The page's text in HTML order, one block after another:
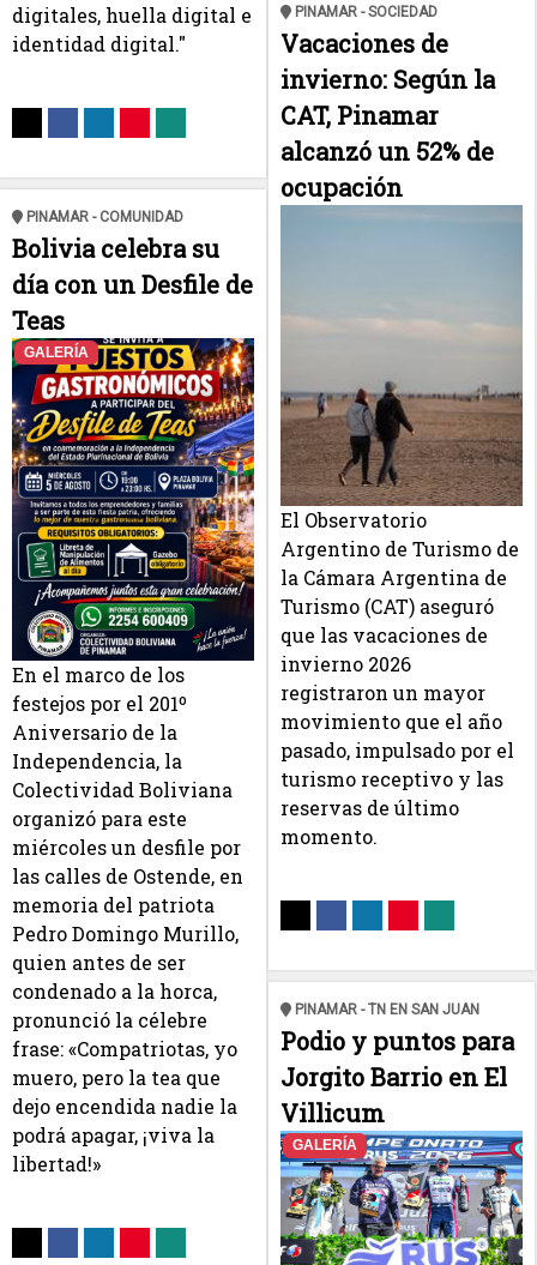
digitales, huella digital e
identidad digital."
PINAMAR - COMUNIDAD
Bolivia celebra su
día con un Desfile de
Teas
GALERÍA
En el marco de los
festejos por el 201º
Aniversario de la
Independencia, la
Colectividad Boliviana
organizó para este
miércoles un desfile por
las calles de Ostende, en
memoria del patriota
Pedro Domingo Murillo,
quien antes de ser
condenado a la horca,
pronunció la célebre
frase: «Compatriotas, yo
muero, pero la tea que
dejo encendida nadie la
podrá apagar, ¡viva la
libertad!»
PINAMAR - SOCIEDAD
Vacaciones de
invierno: Según la
CAT, Pinamar
alcanzó un 52% de
ocupación
El Observatorio
Argentino de Turismo de
la Cámara Argentina de
Turismo (CAT) aseguró
que las vacaciones de
invierno 2026
registraron un mayor
movimiento que el año
pasado, impulsado por el
turismo receptivo y las
reservas de último
momento.
PINAMAR - TN EN SAN JUAN
Podio y puntos para
Jorgito Barrio en El
Villicum
GALERÍA